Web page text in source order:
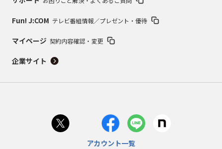
Fun! J:COM テレビ番組情報／プレゼント・優待
マイページ 契約内容確認・変更
企業サイト
アカウント一覧